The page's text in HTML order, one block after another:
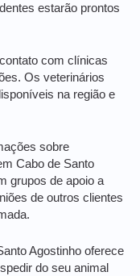
estarão prontos
com clínicas
Os veterinários
na região e
sobre
Cabo de Santo
grupos de apoio a
de outros clientes
Agostinho oferece
do seu animal